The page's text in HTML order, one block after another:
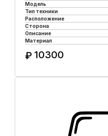
Модель
Тип техники
Расположение
Сторона
Описание
Материал
₽ 10300